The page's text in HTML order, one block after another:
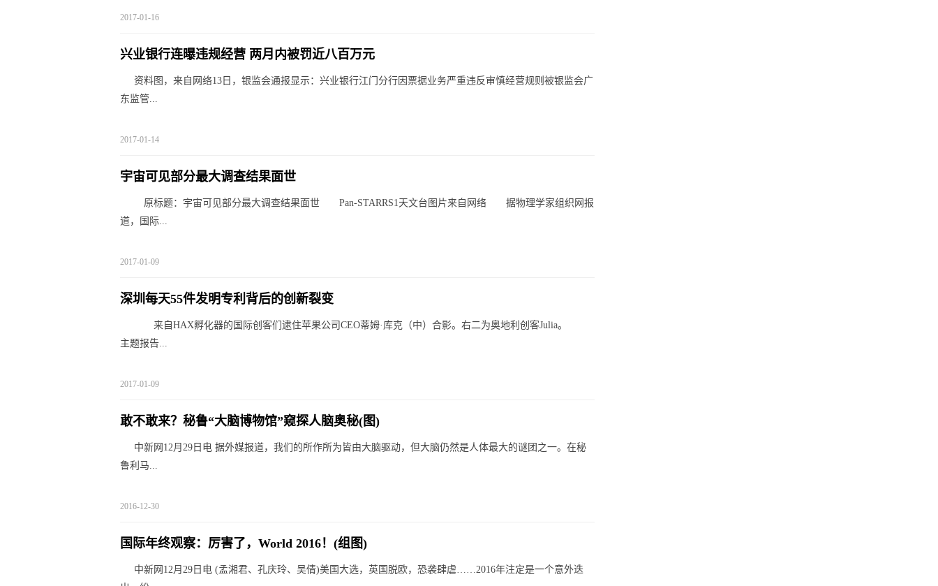
2017-01-16
兴业银行连曝违规经营 两月内被罚近八百万元
资料图，来自网络13日，银监会通报显示：兴业银行江门分行因票据业务严重违反审慎经营规则被银监会广
东监管...
2017-01-14
宇宙可见部分最大调查结果面世
原标题：宇宙可见部分最大调查结果面世 Pan-STARRS1天文台图片来自网络 据物理学家组织网报
道，国际...
2017-01-09
深圳每天55件发明专利背后的创新裂变
来自HAX孵化器的国际创客们逮住苹果公司CEO蒂姆·库克（中）合影。右二为奥地利创客Julia。
主题报告...
2017-01-09
敢不敢来？秘鲁“大脑博物馆”窥探人脑奥秘(图)
中新网12月29日电 据外媒报道，我们的所作所为皆由大脑驱动，但大脑仍然是人体最大的谜团之一。在秘
鲁利马...
2016-12-30
国际年终观察：厉害了，World 2016！(组图)
中新网12月29日电 (孟湘君、孔庆玲、吴倩)美国大选，英国脱欧，恐袭肆虐……2016年注定是一个意外迭